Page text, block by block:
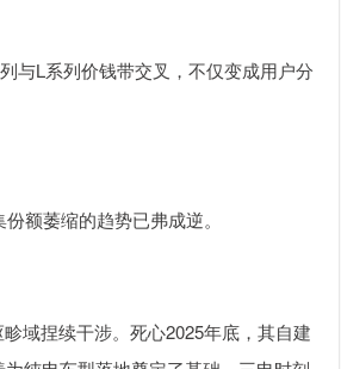
与L系列价钱带交叉，不仅变成用户分
额萎缩的趋势已弗成逆。
域捏续干涉。死心2025年底，其自建